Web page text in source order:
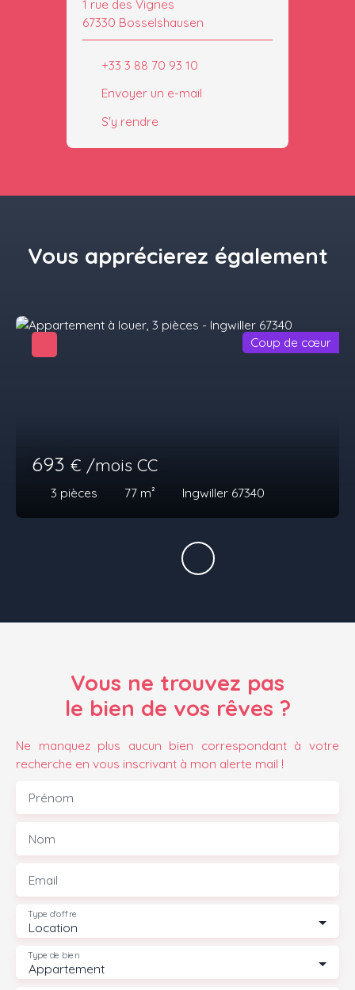
1 rue des Vignes
67330 Bosselshausen
+33 3 88 70 93 10
Envoyer un e-mail
S'y rendre
Vous apprécierez également
693 € /mois CC
3 pièces 77 m² Ingwiller 67340
Coup de cœur
Vous ne trouvez pas
le bien de vos rêves ?
Ne manquez plus aucun bien correspondant à votre
recherche en vous inscrivant à mon alerte mail !
Prénom
Nom
Email
Location
Type d'offre
Appartement
Type de bien